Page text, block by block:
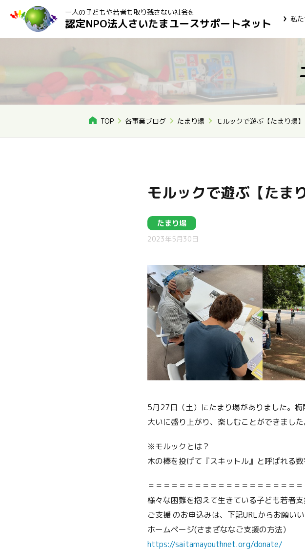
一人の子どもや若者も取り残さない社会を
認定NPO法人さいたまユースサポートネット 私
TOP 各事業ブログ たまり場 モルックで遊ぶ【たまり場】
モルックで遊ぶ【たま
たまり場
2023年5月30日
5月27日（土）にたまり場がありました。梅
大いに盛り上がり、楽しむことができました
※モルックとは？
木の棒を投げて『スキットル』と呼ばれる
＝＝＝＝＝＝＝＝＝＝＝＝＝＝＝＝＝＝＝
様々な困難を抱えて生きている子ども若者
ご支援 のお申込みは、下記URLからお願いい
ホームページ(さまざななご支援の方法）
https://saitamayouthnet.org/donate/